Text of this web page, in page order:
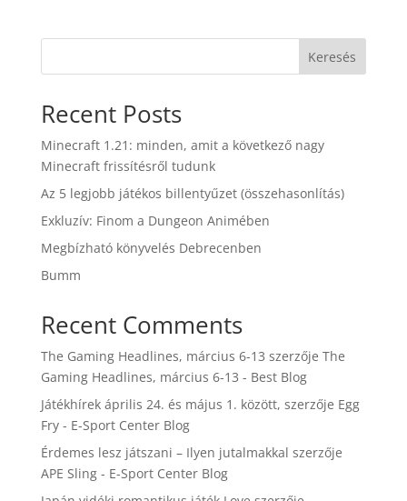
Keresés
Recent Posts
Minecraft 1.21: minden, amit a következő nagy
Minecraft frissítésről tudunk
Az 5 legjobb játékos billentyűzet (összehasonlítás)
Exkluzív: Finom a Dungeon Animében
Megbízható könyvelés Debrecenben
Bumm
Recent Comments
The Gaming Headlines, március 6-13 szerzője The
Gaming Headlines, március 6-13 - Best Blog
Játékhírek április 24. és május 1. között, szerzője Egg
Fry - E-Sport Center Blog
Érdemes lesz játszani – Ilyen jutalmakkal szerzője
APE Sling - E-Sport Center Blog